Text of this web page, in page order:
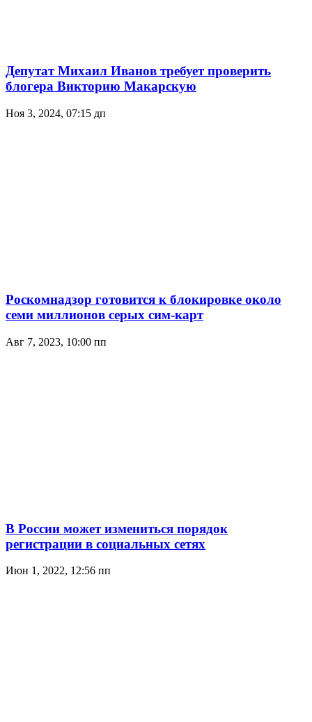
Депутат Михаил Иванов требует проверить
блогера Викторию Макарскую
Ноя 3, 2024, 07:15 дп
Роскомнадзор готовится к блокировке около
семи миллионов серых сим-карт
Авг 7, 2023, 10:00 пп
В России может измениться порядок
регистрации в социальных сетях
Июн 1, 2022, 12:56 пп